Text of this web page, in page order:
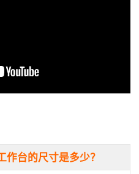
作台的尺寸是多少？